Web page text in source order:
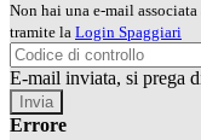
Non hai una e-mail
tramite la Login Spaggiari
E-mail inviata, si prega
Errore